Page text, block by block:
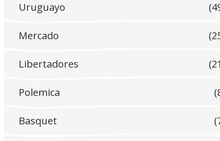
Uruguayo
Mercado
Libertadores
Polemica
Basquet